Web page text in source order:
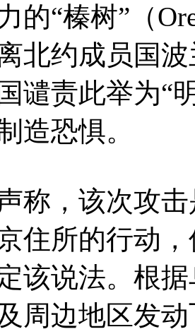
的“榛树”（
北约成员国
谴责此举为“
造恐惧。
称，该次攻
住所的行动
该说法。根
周边地区发